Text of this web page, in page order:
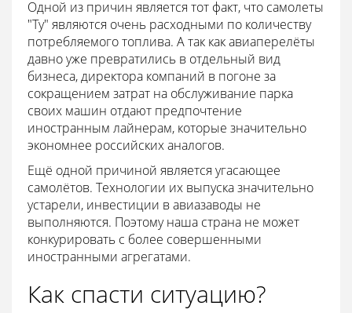
Одной из причин является тот факт, что самолеты
"Ту" являются очень расходными по количеству
потребляемого топлива. А так как авиаперелёты
давно уже превратились в отдельный вид
бизнеса, директора компаний в погоне за
сокращением затрат на обслуживание парка
своих машин отдают предпочтение
иностранным лайнерам, которые значительно
экономнее российских аналогов.
Ещё одной причиной является угасающее
самолётов. Технологии их выпуска значительно
устарели, инвестиции в авиазаводы не
выполняются. Поэтому наша страна не может
конкурировать с более совершенными
иностранными агрегатами.
Как спасти ситуацию?